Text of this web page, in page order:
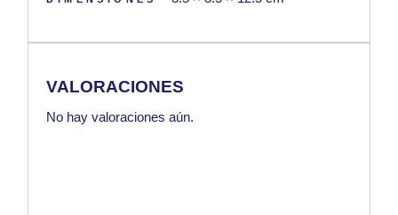
VALORACIONES
No hay valoraciones aún.